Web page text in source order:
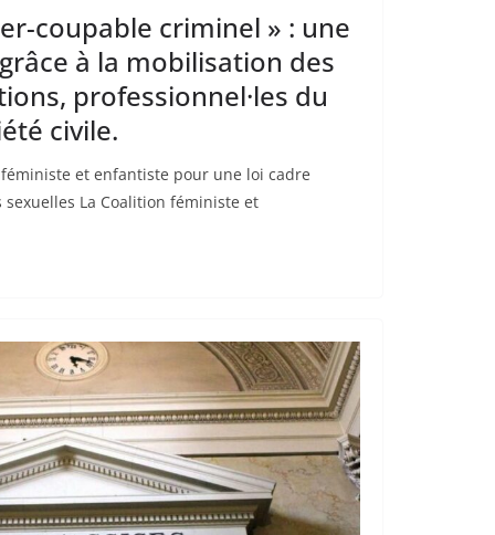
coupable criminel » : une
à la mobilisation des
professionnel·les du
civile.
et enfantiste pour une loi cadre
La Coalition féministe et